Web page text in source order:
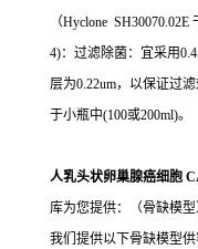
（Hyclone
4)：过滤除菌：宜采用
层为0.22um，以保证过
于小瓶中(100或200ml)。
人乳头状卵巢腺癌细胞
库为您提供：（骨缺模型
我们提供以下骨缺模型供